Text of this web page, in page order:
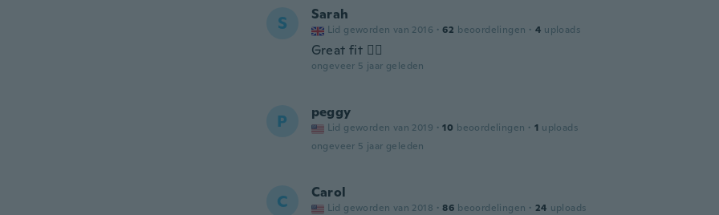
S Sarah
Lid geworden van 2016 · 62 beoordelingen · 4 uploads
Great fit 👌🏻
ongeveer 5 jaar geleden
P peggy
Lid geworden van 2019 · 10 beoordelingen · 1 uploads
ongeveer 5 jaar geleden
C Carol
Lid geworden van 2018 · 86 beoordelingen · 24 uploads